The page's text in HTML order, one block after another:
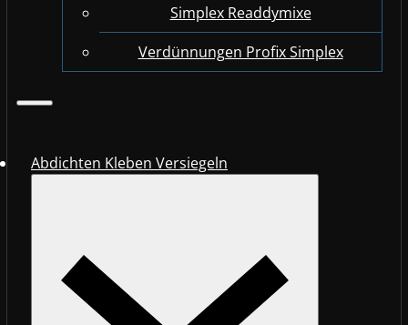
Simplex Readdymixe
Verdünnungen Profix Simplex
Abdichten Kleben Versiegeln